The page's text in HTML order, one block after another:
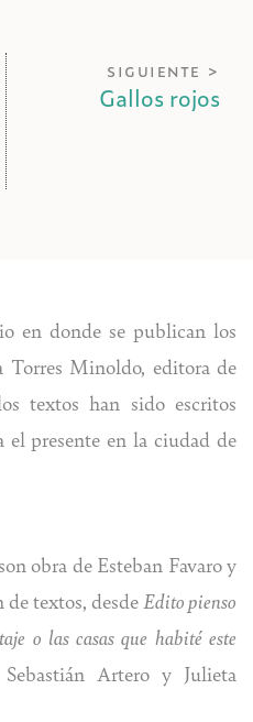
siguiente >
Gallos rojos
en donde se publican los
Torres Minoldo, editora de
textos han sido escritos
el presente en la ciudad de
obra de Esteban Favaroy
de textos, desdeEdito pienso
o las casas que habité este
Artero y Julieta